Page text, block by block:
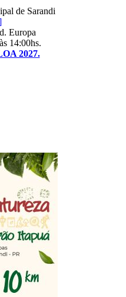
de Sarandi
Europa
14:00hs.
2027.